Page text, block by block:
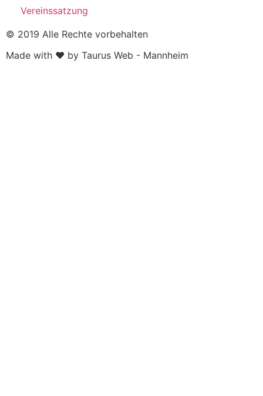
Vereinssatzung
© 2019 Alle Rechte vorbehalten
Made with ❤ by Taurus Web - Mannheim